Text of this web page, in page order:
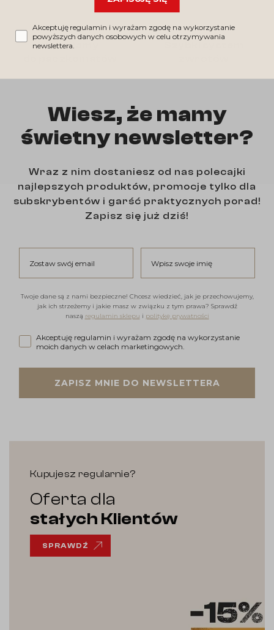
Wysyłamy
Wiesz, że mamy
świetny newsletter?
Wraz z nim dostaniesz od nas polecajki
najlepszych produktów, promocje tylko dla
subskrybentów i garść praktycznych porad!
Zapisz się już dziś!
Twoje dane są z nami bezpieczne! Chcesz wiedzieć, jak je przechowujemy,
jak ich strzeżemy i jakie masz w związku z tym prawa? Sprawdź
naszą regulamin sklepu i politykę prywatności
Akceptuję regulamin i wyrażam zgodę na wykorzystanie
Akceptuję regulamin i wyrażam zgodę na wykorzystanie
moich danych w celach marketingowych.
ZAPISZ MNIE DO NEWSLETTERA
Kupujesz regularnie?
Oferta dla
stałych Klientów
SPRAWDŹ
Akceptuję regulamin i wyrażam zgodę na wykorzystanie
powyższych danych osobowych w celu otrzymywania
newslettera.